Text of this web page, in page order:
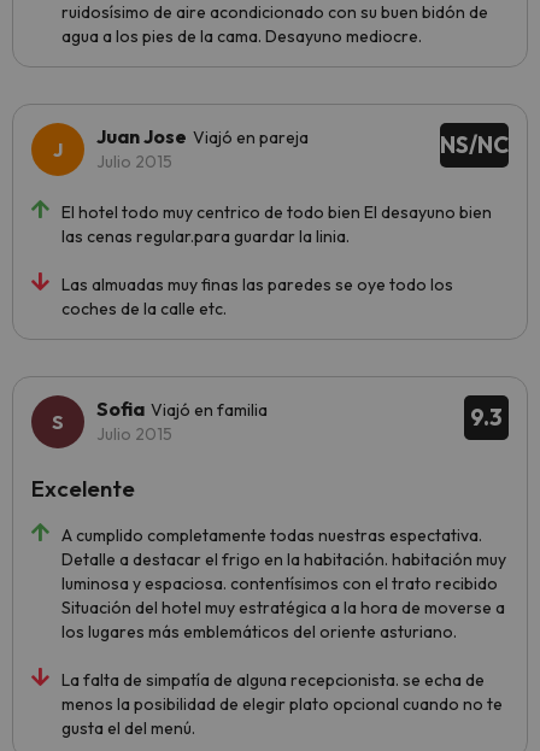
ruidosísimo de aire acondicionado con su buen bidón de
agua a los pies de la cama. Desayuno mediocre.
NS/NC
Juan Jose Viajó en pareja
Julio 2015
El hotel todo muy centrico de todo bien El desayuno bien
las cenas regular.para guardar la linia.
Las almuadas muy finas las paredes se oye todo los
coches de la calle etc.
9.3
Sofia Viajó en familia
Julio 2015
A cumplido completamente todas nuestras espectativa.
Detalle a destacar el frigo en la habitación. habitación muy
luminosa y espaciosa. contentísimos con el trato recibido
Situación del hotel muy estratégica a la hora de moverse a
los lugares más emblemáticos del oriente asturiano.
La falta de simpatía de alguna recepcionista. se echa de
menos la posibilidad de elegir plato opcional cuando no te
gusta el del menú.
Excelente